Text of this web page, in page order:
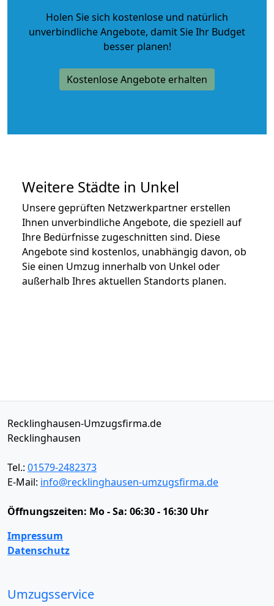
Holen Sie sich kostenlose und natürlich
unverbindliche Angebote, damit Sie Ihr Budget
besser planen!
Kostenlose Angebote erhalten
Weitere Städte in Unkel
Unsere geprüften Netzwerkpartner erstellen
Ihnen unverbindliche Angebote, die speziell auf
Ihre Bedürfnisse zugeschnitten sind. Diese
Angebote sind kostenlos, unabhängig davon, ob
Sie einen Umzug innerhalb von Unkel oder
außerhalb Ihres aktuellen Standorts planen.
Recklinghausen-Umzugsfirma.de
Recklinghausen
Tel.: 01579-2482373
E-Mail: info@recklinghausen-umzugsfirma.de
Öffnungszeiten: Mo - Sa: 06:30 - 16:30 Uhr
Impressum
Datenschutz
Umzugsservice